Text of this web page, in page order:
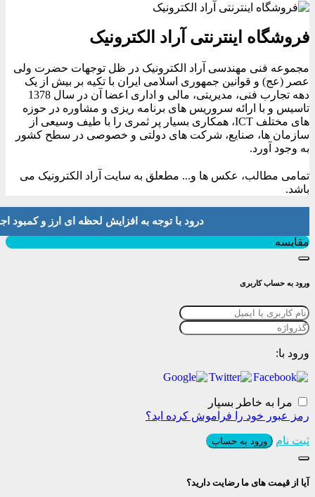
فروشگاه اینترنتی آراد الکترونیک
مجموعه فنی مهندسی آراد الکترونیک در ظل توجهات حضرت ولی
عصر (عج) و قوانین جمهوری اسلامی ایران با تکیه بر بیش از یک
دهه تجارب فنی، مدیریتی، مالی و اداری اعضا آن در سال 1378
تاسیس و با ارائه سروریس های برنامه ریزی و مشاوره در حوزه
های مختلف ICT، همکاری بسیار پر ثمری را با طیف وسیعی از
سازمان ها، صنایع، شرکت های دولتی و خصوصی در سطح کشور
به وجود آورد.
تمامی مطالب، عکس ها و... مطعلق به سایت آراد الکترونیک می
باشد.
درود با توجه به افزایش لحظه ای ارز و کمبود اجناس لطفا موجودی
مقایسه
ورود به حساب کاربری
ورود با:
مرا به خاطر بسپار
رمز عبور خود را فراموش کرده اید؟
ثبت نام ورود به حساب
آیا از قیمت های ما رضایت دارید؟